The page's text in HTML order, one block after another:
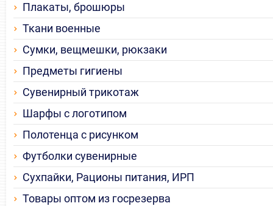
Плакаты, брошюры
Ткани военные
Сумки, вещмешки, рюкзаки
Предметы гигиены
Сувенирный трикотаж
Шарфы с логотипом
Полотенца с рисунком
Футболки сувенирные
Сухпайки, Рационы питания, ИРП
Товары оптом из госрезерва